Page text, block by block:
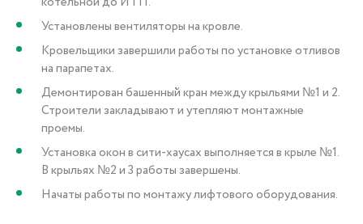
Установлены вентиляторы на кровле.
Кровельщики завершили работы по установке отливов
на парапетах.
Демонтирован башенный кран между крыльями №1 и 2.
Строители закладывают и утепляют монтажные
проемы.
Установка окон в сити-хаусах выполняется в крыле №1.
В крыльях №2 и 3 работы завершены.
Начаты работы по монтажу лифтового оборудования.